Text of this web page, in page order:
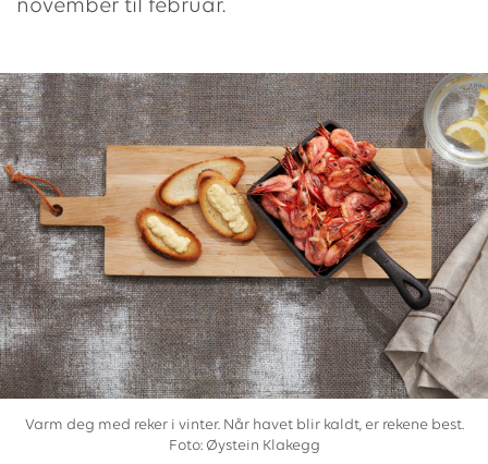
november til februar.
Varm deg med reker i vinter. Når havet blir kaldt, er rekene best.
Foto: Øystein Klakegg